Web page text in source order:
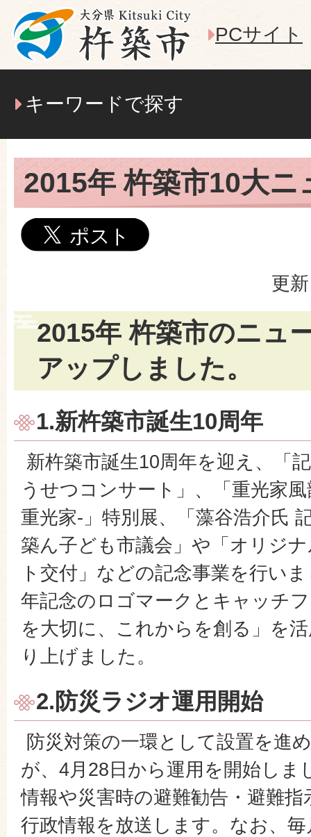
PCサイト
キーワードで探す
2015年 杵築市10大ニ
更
2015年 杵築市のニュ
アップしました。
1.新杵築市誕生10周年
新杵築市誕生10周年を迎え、「
うせつコンサート」、「重光家
重光家-」特別展、「藻谷浩介氏
築ん子ども市議会」や「オリジ
ト交付」などの記念事業を行い
年記念のロゴマークとキャッチ
を大切に、これからを創る」を
り上げました。
2.防災ラジオ運用開始
防災対策の一環として設置を進
が、4月28日から運用を開始しま
情報や災害時の避難勧告・避難
行政情報を放送します。なお、